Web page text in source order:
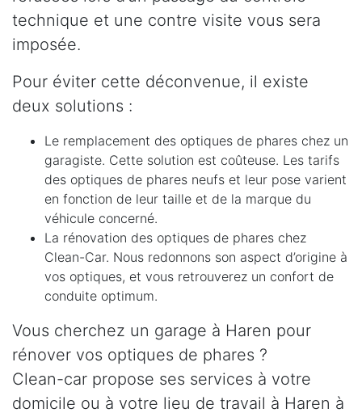
technique et une contre visite vous sera
imposée.
Pour éviter cette déconvenue, il existe
deux solutions :
Le remplacement des optiques de phares chez un
garagiste. Cette solution est coûteuse. Les tarifs
des optiques de phares neufs et leur pose varient
en fonction de leur taille et de la marque du
véhicule concerné.
La rénovation des optiques de phares chez
Clean-Car. Nous redonnons son aspect d’origine à
vos optiques, et vous retrouverez un confort de
conduite optimum.
Vous cherchez un garage à Haren pour
rénover vos optiques de phares ?
Clean-car propose ses services à votre
domicile ou à votre lieu de travail à Haren à